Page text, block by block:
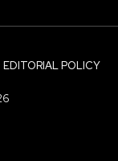
EDITORIAL POLICY